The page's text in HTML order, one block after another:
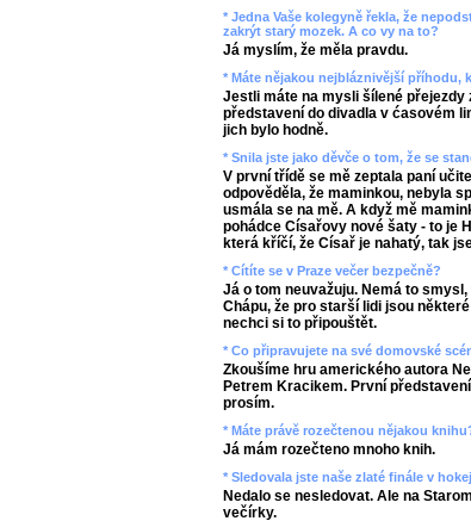
* Jedna Vaše kolegyně řekla, že
zakrýt starý mozek. A co vy na to?
Já myslím, že měla pravdu.
* Máte nějakou nejbláznivější příhodu,
Jestli máte na mysli šílené
představení do divadla v ćasovém
jich bylo hodně.
* Snila jste jako děvče o tom, že se
V první třídě se mě zeptala paní
odpověděla, že maminkou, nebyla
usmála se na mě. A když mě
pohádce Císařovy nové šaty - to je
která kříčí, že Císař je nahatý, tak
* Cítíte se v Praze večer bezpečně?
Já o tom neuvažuju. Nemá to
Chápu, že pro starší lidi jsou
nechci si to připouštět.
* Co připravujete na své domovské
Zkoušíme hru amerického autora
Petrem Kracikem. První
prosím.
* Máte právě rozečtenou nějakou
Já mám rozečteno mnoho knih.
* Sledovala jste naše zlaté finále v
Nedalo se nesledovat. Ale na
večírky.